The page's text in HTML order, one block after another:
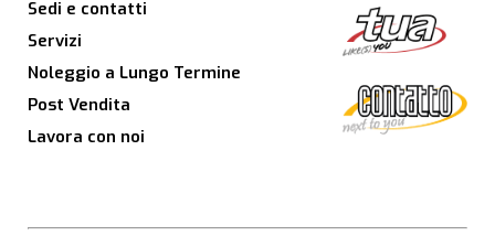
Sedi e contatti
Servizi
Noleggio a Lungo Termine
Post Vendita
Lavora con noi